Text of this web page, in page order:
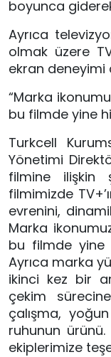
boyunca
Ayrıca
olmak üzere
ekran deneyimi
“Marka
bu filmde yine
Turkcell
Yönetimi
filmine ilişkin
filmimizde
evrenini,
Marka
bu filmde yine
Ayrıca marka
ikinci kez bir
çekim
çalışma,
ruhunun
ekiplerimize